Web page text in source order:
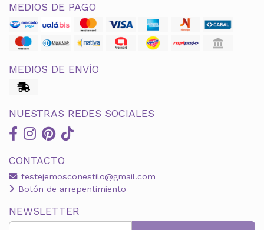
MEDIOS DE PAGO
MEDIOS DE ENVÍO
NUESTRAS REDES SOCIALES
CONTACTO
festejemosconestilo@gmail.com
Botón de arrepentimiento
NEWSLETTER